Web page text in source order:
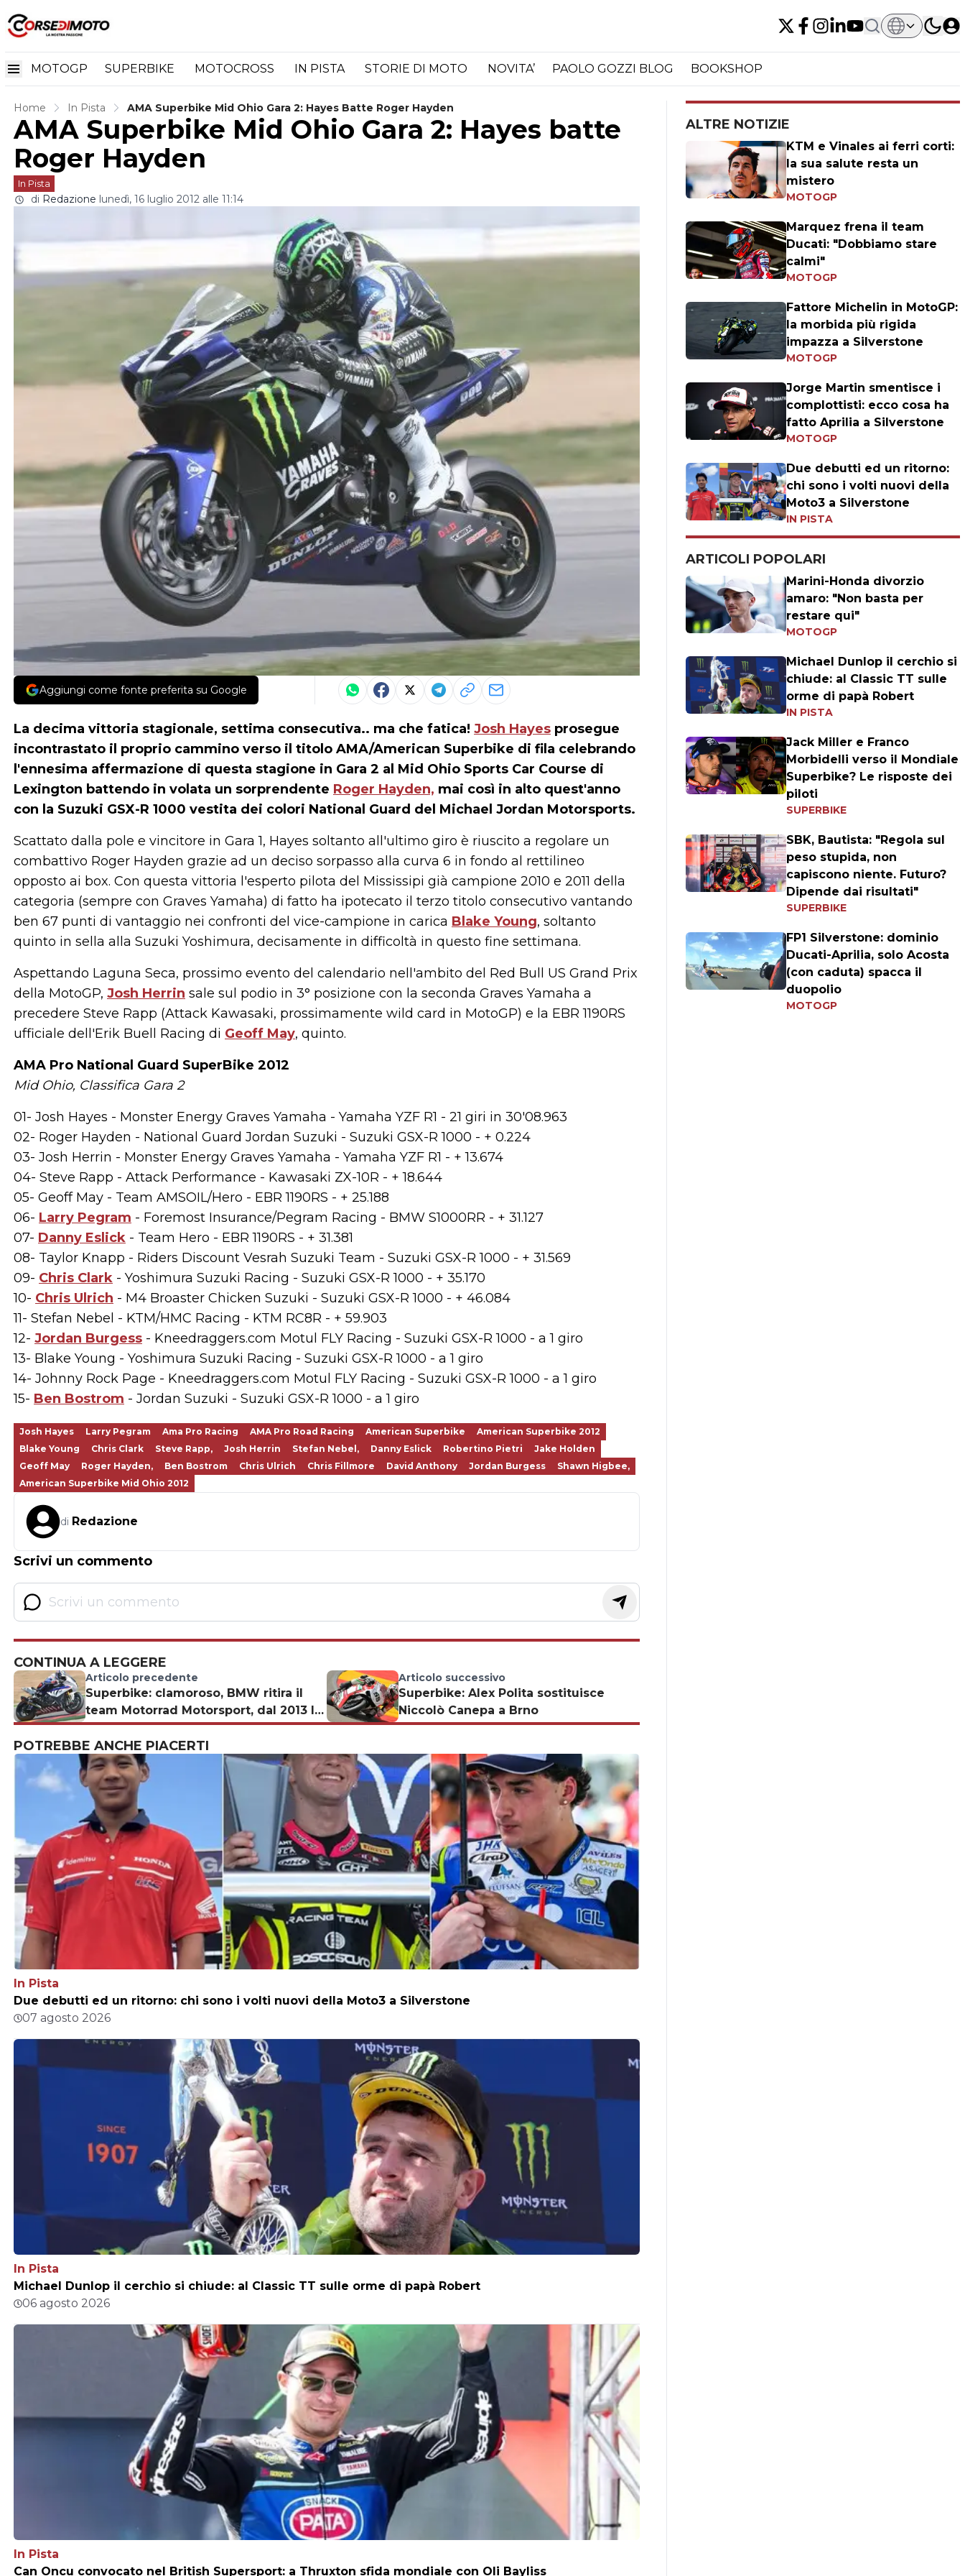
MOTOGP SUPERBIKE MOTOCROSS IN PISTA STORIE DI MOTO NOVITA’ PAOLO GOZZI BLOG BOOKSHOP
Home In Pista AMA Superbike Mid Ohio Gara 2: Hayes Batte Roger Hayden
AMA Superbike Mid Ohio Gara 2: Hayes batte
Roger Hayden
In Pista
di Redazione lunedì, 16 luglio 2012 alle 11:14
Aggiungi come fonte preferita su Google
La decima vittoria stagionale, settima consecutiva.. ma che fatica! Josh Hayes prosegue
incontrastato il proprio cammino verso il titolo AMA/American Superbike di fila celebrando
l'ennesima affermazione di questa stagione in Gara 2 al Mid Ohio Sports Car Course di
Lexington battendo in volata un sorprendente Roger Hayden, mai così in alto quest'anno
con la Suzuki GSX-R 1000 vestita dei colori National Guard del Michael Jordan Motorsports.
Scattato dalla pole e vincitore in Gara 1, Hayes soltanto all'ultimo giro è riuscito a regolare un
combattivo Roger Hayden grazie ad un deciso sorpasso alla curva 6 in fondo al rettilineo
opposto ai box. Con questa vittoria l'esperto pilota del Mississipi già campione 2010 e 2011 della
categoria (sempre con Graves Yamaha) di fatto ha ipotecato il terzo titolo consecutivo vantando
ben 67 punti di vantaggio nei confronti del vice-campione in carica Blake Young, soltanto
quinto in sella alla Suzuki Yoshimura, decisamente in difficoltà in questo fine settimana.
Aspettando Laguna Seca, prossimo evento del calendario nell'ambito del Red Bull US Grand Prix
della MotoGP, Josh Herrin sale sul podio in 3° posizione con la seconda Graves Yamaha a
precedere Steve Rapp (Attack Kawasaki, prossimamente wild card in MotoGP) e la EBR 1190RS
ufficiale dell'Erik Buell Racing di Geoff May, quinto.
AMA Pro National Guard SuperBike 2012
Mid Ohio, Classifica Gara 2
01- Josh Hayes - Monster Energy Graves Yamaha - Yamaha YZF R1 - 21 giri in 30'08.963
02- Roger Hayden - National Guard Jordan Suzuki - Suzuki GSX-R 1000 - + 0.224
03- Josh Herrin - Monster Energy Graves Yamaha - Yamaha YZF R1 - + 13.674
04- Steve Rapp - Attack Performance - Kawasaki ZX-10R - + 18.644
05- Geoff May - Team AMSOIL/Hero - EBR 1190RS - + 25.188
06- Larry Pegram - Foremost Insurance/Pegram Racing - BMW S1000RR - + 31.127
07- Danny Eslick - Team Hero - EBR 1190RS - + 31.381
08- Taylor Knapp - Riders Discount Vesrah Suzuki Team - Suzuki GSX-R 1000 - + 31.569
09- Chris Clark - Yoshimura Suzuki Racing - Suzuki GSX-R 1000 - + 35.170
10- Chris Ulrich - M4 Broaster Chicken Suzuki - Suzuki GSX-R 1000 - + 46.084
11- Stefan Nebel - KTM/HMC Racing - KTM RC8R - + 59.903
12- Jordan Burgess - Kneedraggers.com Motul FLY Racing - Suzuki GSX-R 1000 - a 1 giro
13- Blake Young - Yoshimura Suzuki Racing - Suzuki GSX-R 1000 - a 1 giro
14- Johnny Rock Page - Kneedraggers.com Motul FLY Racing - Suzuki GSX-R 1000 - a 1 giro
15- Ben Bostrom - Jordan Suzuki - Suzuki GSX-R 1000 - a 1 giro
Josh Hayes Larry Pegram Ama Pro Racing AMA Pro Road Racing American Superbike
American Superbike 2012
Blake Young
Chris Clark Steve Rapp, Josh Herrin Stefan Nebel, Danny Eslick Robertino Pietri
Jake Holden
Geoff May
Roger Hayden, Ben Bostrom Chris Ulrich Chris Fillmore David Anthony Jordan Burgess
Shawn Higbee,
American Superbike Mid Ohio 2012
di Redazione
Scrivi un commento
CONTINUA A LEGGERE
Articolo precedente
Superbike: clamoroso, BMW ritira il
team Motorrad Motorsport, dal 2013 la
squadra ufficiale sarà BMW Motorrad
Italia
Articolo successivo
Superbike: Alex Polita sostituisce
Niccolò Canepa a Brno
POTREBBE ANCHE PIACERTI
In Pista
Due debutti ed un ritorno: chi sono i volti nuovi della Moto3 a Silverstone
07 agosto 2026
In Pista
Michael Dunlop il cerchio si chiude: al Classic TT sulle orme di papà Robert
06 agosto 2026
In Pista
Can Oncu convocato nel British Supersport: a Thruxton sfida mondiale con Oli Bayliss
ALTRE NOTIZIE
KTM e Vinales ai ferri corti:
la sua salute resta un
mistero
MOTOGP
Marquez frena il team
Ducati: "Dobbiamo stare
calmi"
MOTOGP
Fattore Michelin in MotoGP:
la morbida più rigida
impazza a Silverstone
MOTOGP
Jorge Martin smentisce i
complottisti: ecco cosa ha
fatto Aprilia a Silverstone
MOTOGP
Due debutti ed un ritorno:
chi sono i volti nuovi della
Moto3 a Silverstone
IN PISTA
ARTICOLI POPOLARI
Marini-Honda divorzio
amaro: "Non basta per
restare qui"
MOTOGP
Michael Dunlop il cerchio si
chiude: al Classic TT sulle
orme di papà Robert
IN PISTA
Jack Miller e Franco
Morbidelli verso il Mondiale
Superbike? Le risposte dei
piloti
SUPERBIKE
SBK, Bautista: "Regola sul
peso stupida, non
capiscono niente. Futuro?
Dipende dai risultati"
SUPERBIKE
FP1 Silverstone: dominio
Ducati-Aprilia, solo Acosta
(con caduta) spacca il
duopolio
MOTOGP